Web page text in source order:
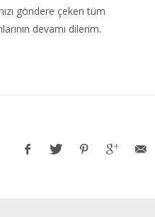
göndere çeken tüm
devamı dilerim.